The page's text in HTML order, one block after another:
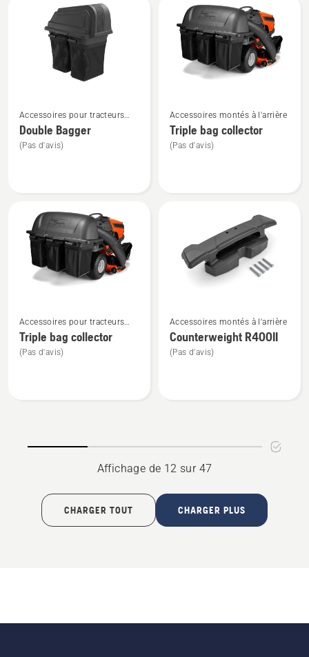
plus
de
détails
Accessoires pour tracteurs
tondeuses montés à l'arrière
Double Bagger
(Pas d'avis)
plus
détails
Accessoires montés à l'arrière
Triple bag collector
(Pas d'avis)
plus
détails
Accessoires pour tracteurs
tondeuses montés à l'arrière
Triple bag collector
(Pas d'avis)
plus
de
détails
Accessoires montés à l'arrière
Counterweight R400II
(Pas d'avis)
Affichage de 12 sur 47
CHARGER TOUT CHARGER PLUS